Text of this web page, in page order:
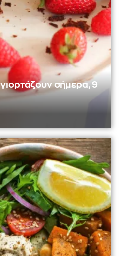
γιορτάζουν σήμερα, 9